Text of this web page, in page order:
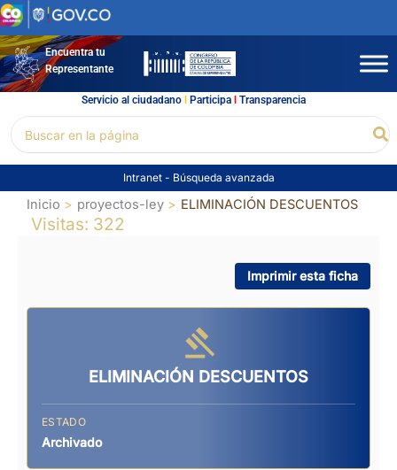
Ir
al
contenidoEncuentra tu
Representante
Servicio al ciudadano l Participal Transparencia
por:
Intranet - Búsqueda avanzada
Inicio proyectos-ley ELIMINACIÓN DESCUENTOS
Visitas: 322
Imprimir esta ficha
ELIMINACIÓN DESCUENTOS
ESTADO
Archivado